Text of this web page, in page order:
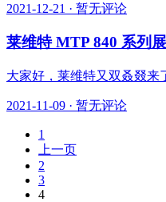
2021-12-21 · 暂无评论
莱维特 MTP 840 系列
大家好，莱维特又双叒叕来
2021-11-09 · 暂无评论
1
上一页
2
3
4